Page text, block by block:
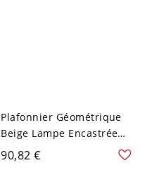
Plafonnier Géométrique
Beige Lampe Encastrée
LED Style Moderne en
Bois pour Salon - Bois 110
90,82 €